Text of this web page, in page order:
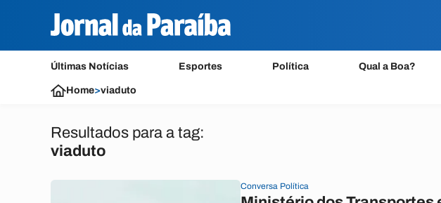
Últimas Notícias Esportes Política Qual a Boa?
Home>viaduto
Resultados para a tag:
viaduto
Conversa Política